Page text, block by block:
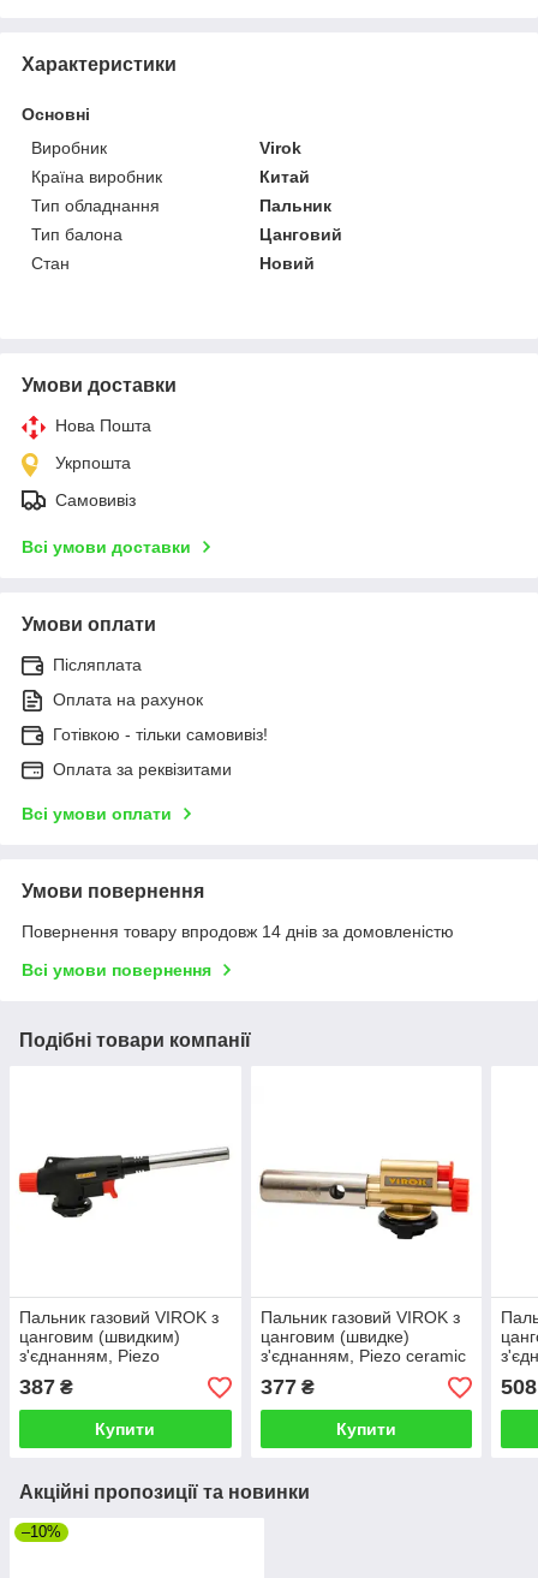
Характеристики
Основні
Виробник
Virok
Країна виробник
Китай
Тип обладнання
Пальник
Тип балона
Цанговий
Стан
Новий
Умови доставки
Нова Пошта
Укрпошта
Самовивіз
Всі умови доставки
Умови оплати
Післяплата
Оплата на рахунок
Готівкою - тільки самовивіз!
Оплата за реквізитами
Всі умови оплати
Умови повернення
Повернення товару впродовж 14 днів за домовленістю
Всі умови повернення
Подібні товари компанії
Пальник газовий VIROK з
цанговим (швидким)
з'єднанням, Piezo
387 ₴
Купити
Пальник газовий VIROK з
цанговим (швидке)
з'єднанням, Piezo ceramic
377₴
Купити
508
Акційні пропозиції та новинки
–10%